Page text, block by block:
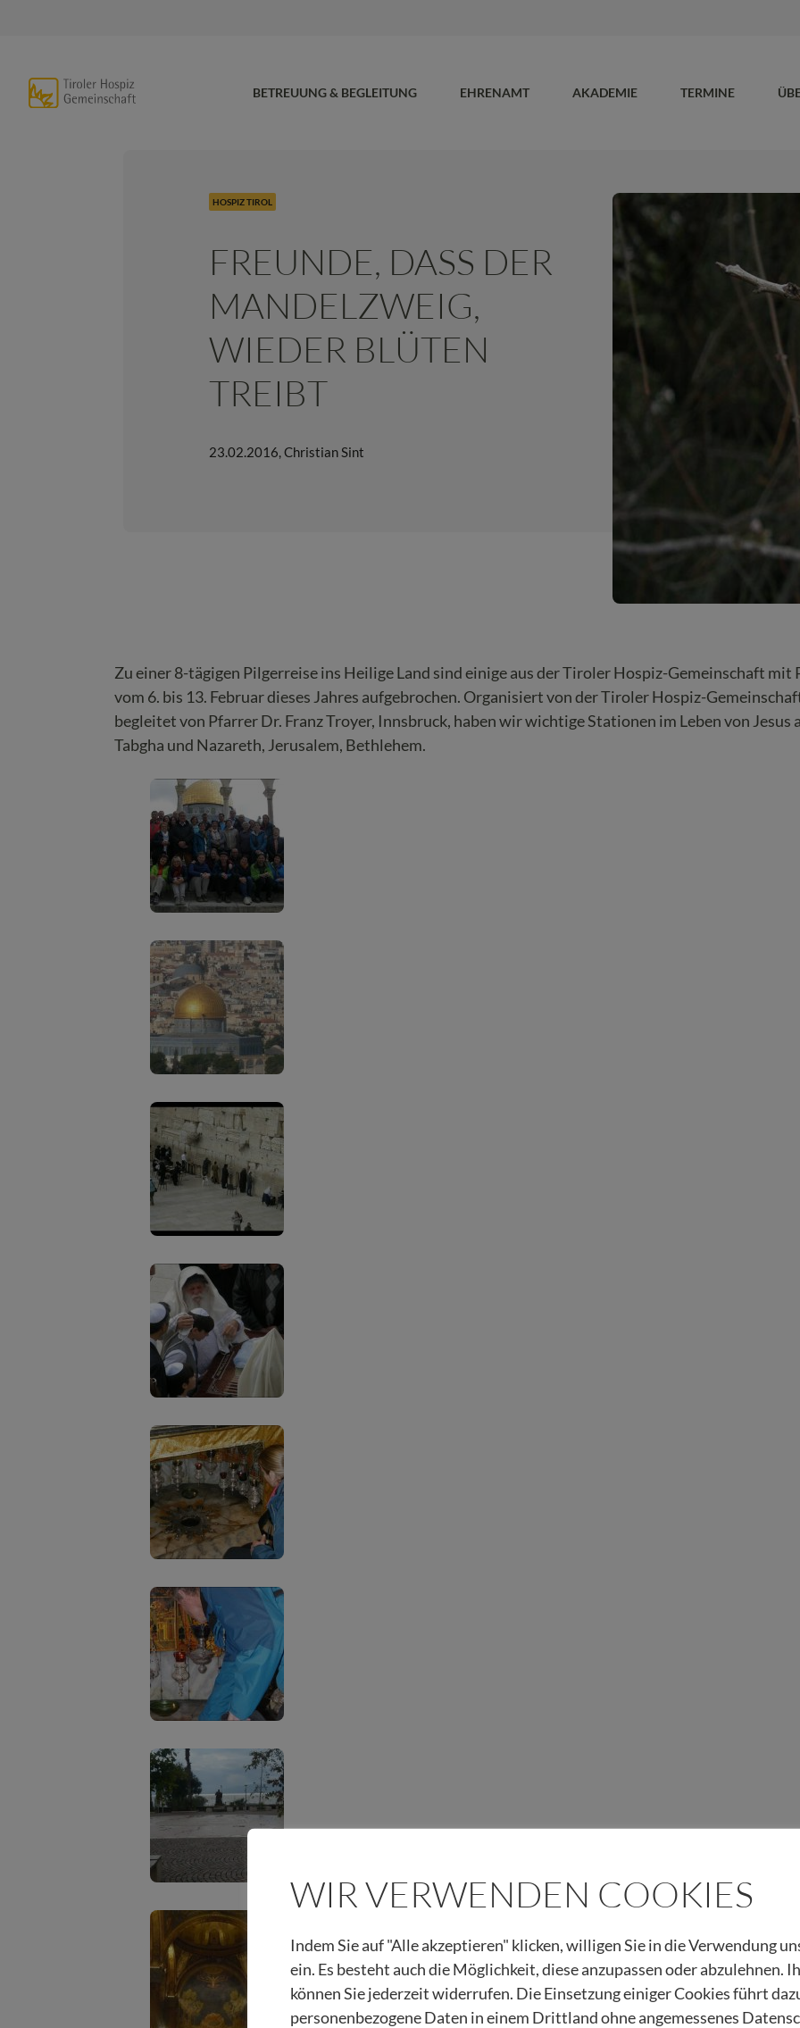
BETREUUNG & BEGLEITUNG EHRENAMT AKADEMIE TERMINE
HOSPIZ TIROL
FREUNDE, DASS DER
MANDELZWEIG,
WIEDER BLÜTEN
TREIBT
23.02.2016,Christian Sint
Zu einer 8-tägigen Pilgerreise ins Heilige Land sind einige aus der Tiroler Hospiz-Gemeinschaft mit
vom 6. bis 13. Februar dieses Jahres aufgebrochen. Organisiert von der Tiroler Hospiz-
begleitet von Pfarrer Dr. Franz Troyer, Innsbruck, haben wir wichtige Stationen im Leben von Jesus
Tabgha und Nazareth, Jerusalem, Bethlehem.
WIR VERWENDEN COOKIES
Indem Sie auf "Alle akzeptieren" klicken, willigen Sie in die Verwendung
ein. Es besteht auch die Möglichkeit, diese anzupassen oder abzulehnen.
können Sie jederzeit widerrufen. Die Einsetzung einiger Cookies führt
personenbezogene Daten in einem Drittland ohne angemessenes